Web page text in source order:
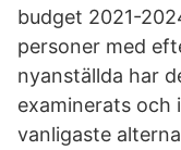
budget 2021-
personer med
nyanställda har
examinerats och
vanligaste